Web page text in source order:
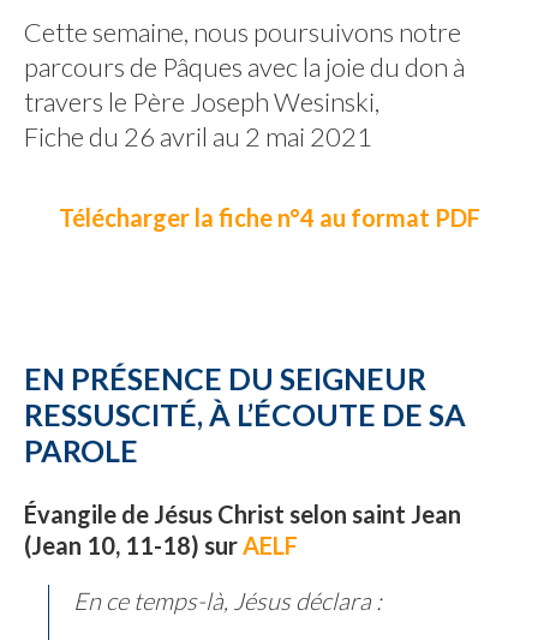
Cette semaine, nous poursuivons notre
parcours de Pâques avec la joie du don à
travers le Père Joseph Wesinski,
Fiche du 26 avril au 2 mai 2021
Télécharger la fiche n°4 au format PDF
EN PRÉSENCE DU SEIGNEUR
RESSUSCITÉ, À L’ÉCOUTE DE SA
PAROLE
Évangile de Jésus Christ selon saint Jean
(Jean 10, 11-18) surAELF
En ce temps-là, Jésus déclara :